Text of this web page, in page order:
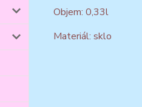
Objem: 0,33l
Materiál: sklo